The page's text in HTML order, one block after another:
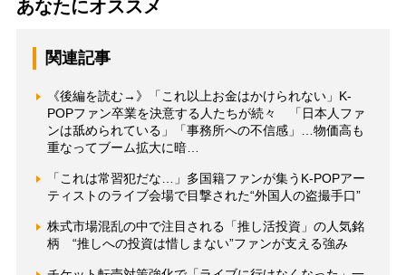
あなたにオススメ
関連記事
《後編を読む→》「これ以上お金はかけられない」K-
POPファン卒業を決意する人たちが続々 「日本人ファ
ンは舐められている」「事務所への不信感」…物価高も
重なってブーム拡大に暗…
「これは常習犯だな…」多国籍ファンが集うK-POPアー
ティストのライブ会場で目撃された“外国人の盗撮手口”
株式市場混乱の中で注目される「推し活投資」の人気銘
柄 “推しへの投資は惜しまない”ファンが支える強み